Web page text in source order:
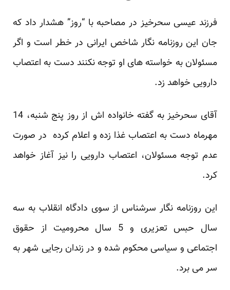
فرزند عیسی سحرخیز در مصاحبه با “روز” هشدار داد که
جان این روزنامه نگار شاخص ایرانی در خطر است و اگر
مسئولان به خواسته های او توجه نکنند دست به اعتصاب
دارویی خواهد زد.
آقای سحرخیز به گفته خانواده اش از روز پنج شنبه، 14
مهرماه دست به اعتصاب غذا زده و اعلام کرده در صورت
عدم توجه مسئولان، اعتصاب دارویی را نیز آغاز خواهد
کرد.
این روزنامه نگار سرشناس از سوی دادگاه انقلاب به سه
سال حبس تعزیری و 5 سال محرومیت از حقوق
اجتماعی و سیاسی محکوم شده و در زندان رجایی شهر به
سر می برد.